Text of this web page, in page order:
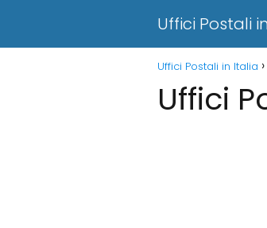
Uffici Postali
Uffici Postali in Italia
Uffici